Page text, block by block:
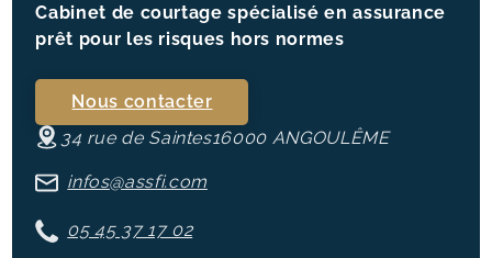
Cabinet de courtage spécialisé en assurance
prêt pour les risques hors normes
Nous contacter
34 rue de Saintes16000 ANGOULÊME
infos@assfi.com
05 45 37 17 02